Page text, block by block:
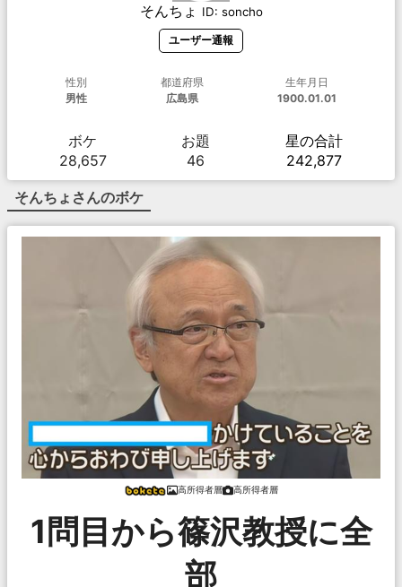
そんちょ ID: soncho
ユーザー通報
性別
男性
都道府県
広島県
生年月日
1900.01.01
ボケ
28,657
お題
46
星の合計
242,877
そんちょ さんのボケ
高所得者層 高所得者層
1問目から篠沢教授に全
部